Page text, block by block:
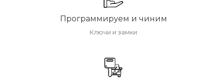
Программируем и чиним
Ключи и замки